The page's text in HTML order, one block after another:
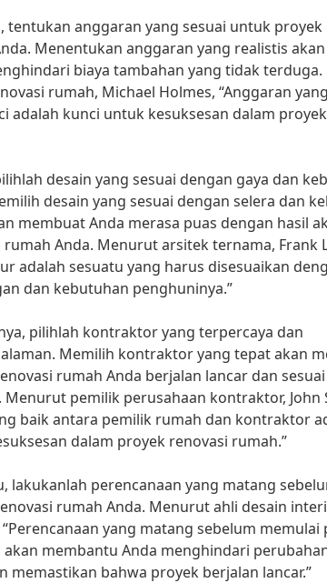
tentukan anggaran yang sesuai untuk proyek
Menentukan anggaran yang realistis
biaya tambahan yang tidak
rumah, Michael Holmes, “Anggaran
adalah kunci untuk kesuksesan dalam
desain yang sesuai dengan gaya dan
desain yang sesuai dengan selera dan
membuat Anda merasa puas dengan hasil
rumah Anda. Menurut arsitek ternama, Frank
adalah sesuatu yang harus disesuaikan
dan kebutuhan penghuninya.”
pilihlah kontraktor yang terpercaya dan
Memilih kontraktor yang tepat akan
rumah Anda berjalan lancar dan
Menurut pemilik perusahaan kontraktor, John
baik antara pemilik rumah dan kontraktor
dalam proyek renovasi rumah.”
lakukanlah perencanaan yang matang
rumah Anda. Menurut ahli desain
yang matang sebelum memulai
akan membantu Anda menghindari
memastikan bahwa proyek berjalan lancar.”